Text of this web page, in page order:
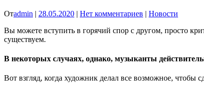
Отadmin | 28.05.2020 | Нет комментариев | Новости
Вы можете вступить в горячий спор с другом, просто
существуем.
В некоторых случаях, однако, музыканты
Вот взгляд, когда художник делал все возможное,